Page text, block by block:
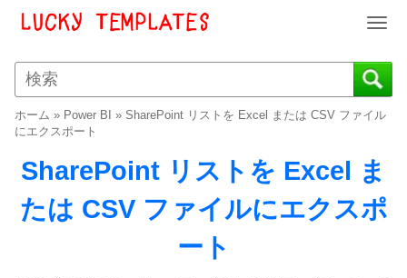
T
g
g
e
a
v
i
ホーム » Power BI » SharePoint リストを Excel または CSV ファイル
にエクスポート
SharePoint リストを Excel ま
たは CSV ファイルにエクスポ
ート